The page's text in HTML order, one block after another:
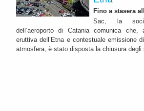
Fino a stasera
Sac, la
dell’aeroporto di Catania comunica che,
eruttiva dell’Etna e contestuale emissione
atmosfera, è stato disposta la chiusura degli